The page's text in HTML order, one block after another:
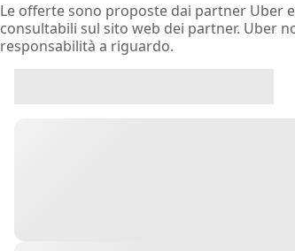
Le offerte sono proposte dai partner Uber
consultabili sul sito web dei partner. Uber
responsabilità a riguardo.